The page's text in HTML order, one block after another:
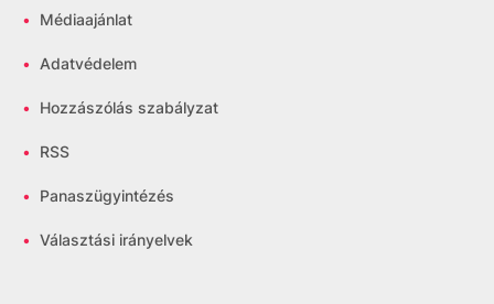
• Médiaajánlat
• Adatvédelem
• Hozzászólás szabályzat
• RSS
• Panaszügyintézés
• Választási irányelvek